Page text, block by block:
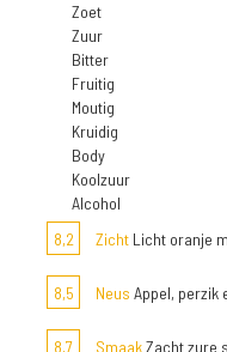
Zoet
Zuur
Bitter
Fruitig
Moutig
Kruidig
Body
Koolzuur
Alcohol
8,2
Zicht Licht oranje
8,5 Neus Appel, perzik
8,7 SmaakZacht zure